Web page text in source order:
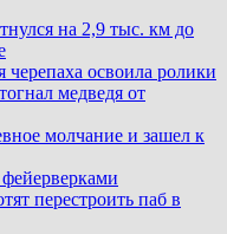
на 2,9 тыс. км до
черепаха освоила ролики
медведя от
молчание и зашел к
перестроить паб в